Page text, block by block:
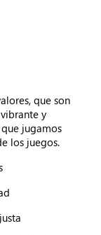
que son
y
jugamos
los juegos.